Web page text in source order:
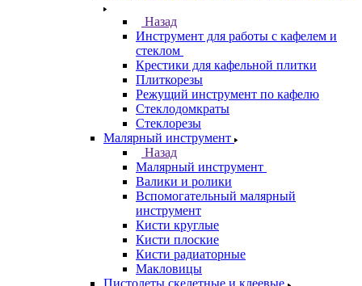
Назад
Инструмент для работы с кафелем и
стеклом
Крестики для кафельной плитки
Плиткорезы
Режущий инструмент по кафелю
Стеклодомкраты
Стеклорезы
Малярный инструмент
Назад
Малярный инструмент
Валики и ролики
Вспомогательный малярный
инструмент
Кисти круглые
Кисти плоские
Кисти радиаторные
Макловицы
Пистолеты скелетные и клеевые